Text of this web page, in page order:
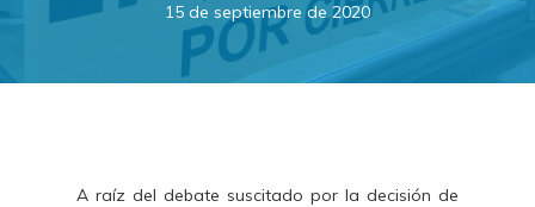
15 de septiembre de 2020
A raíz del debate suscitado por la decisión de